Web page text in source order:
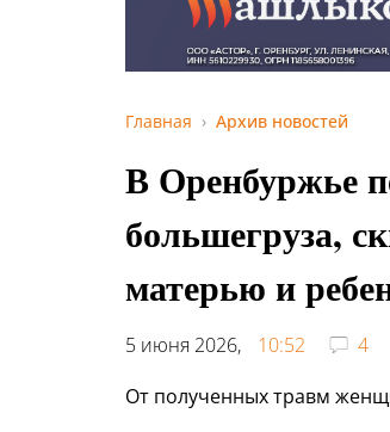
Главная Архив новостей
В Оренбуржье
большегруза,
матерью и
5 июня 2026, 10:52
4
От полученных травм